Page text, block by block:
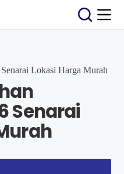
Lokasi Harga Murah
Senarai